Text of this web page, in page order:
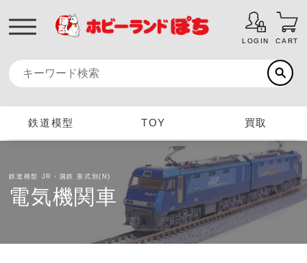
LOGIN CART
鉄道模型 TOY 買取
鉄道模型 JR・国鉄 形式別(N)
電気機関車